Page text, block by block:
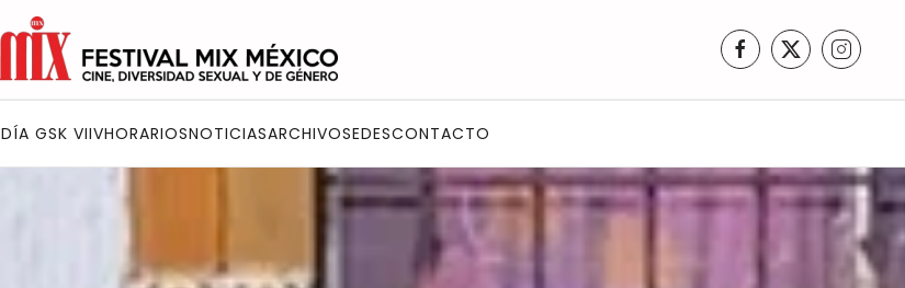
DÍA GSK VIIVHORARIOSNOTICIASARCHIVOSEDESCONTACTO